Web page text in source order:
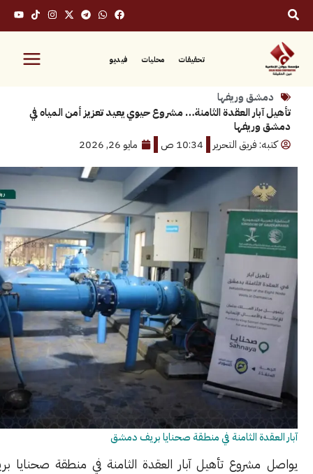
محليات فيديو
وريفها
العقدة الثامنة… مشروع حيوي يعيد تعزيز أمن المياه في
فريق التحرير
10:34 ص مايو 26, 2026
الثامنة في منطقة صحنايا بريف دمشق
تأهيل آبار العقدة الثامنة في منطقة صحنايا بريف دمشق